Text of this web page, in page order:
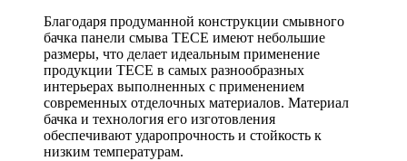
Благодаря продуманной конструкции смывного
бачка панели смыва ТЕСЕ имеют небольшие
размеры, что делает идеальным применение
продукции ТЕСЕ в самых разнообразных
интерьерах выполненных с применением
современных отделочных материалов. Материал
бачка и технология его изготовления
обеспечивают ударопрочность и стойкость к
низким температурам.